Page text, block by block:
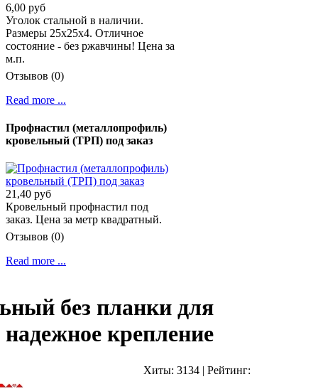
6,00 руб
Уголок стальной в наличии.
Размеры 25х25х4. Отличное
состояние - без ржавчины! Цена за
м.п.
Отзывов (0)
Read more ...
Профнастил (металлопрофиль)
кровельный (ТРП) под заказ
21,40 руб
Кровельный профнастил под
заказ. Цена за метр квадратный.
Отзывов (0)
Read more ...
без планки для
крепление
Хиты: 3134 | Рейтинг: